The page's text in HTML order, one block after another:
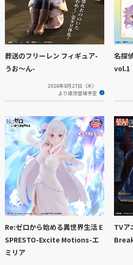
葬送のフリーレン フィギュア-
うお～ん-
2026年8月27日（木）
より順次登場予定
名探
vol.1
Re:ゼロから始める異世界生活 E
SPRESTO-Excite Motions-エ
ミリア
TVア